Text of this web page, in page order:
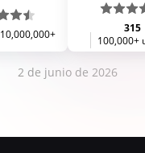
10,000,000+
315
100,000+
2 de junio de 2026